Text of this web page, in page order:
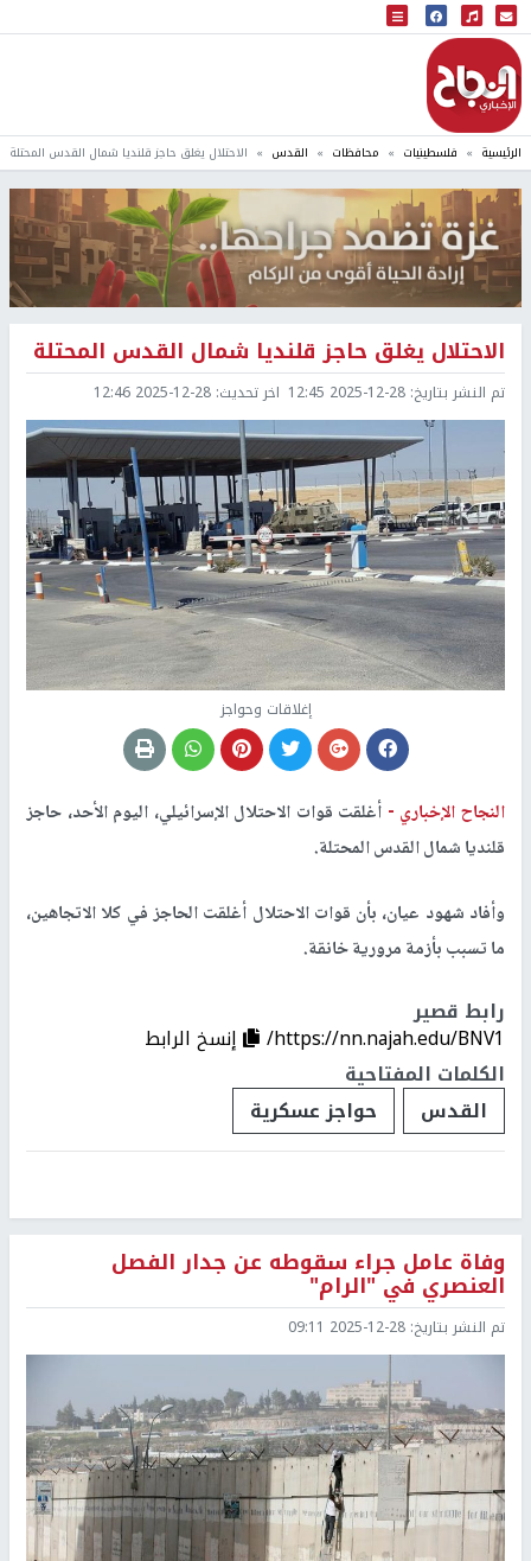
البث المباشر
إذاعة النجاح
الرئيسية فلسطينيات محافظات القدس الاحتلال يغلق حاجز قلنديا شمال القدس المحتلة
الاحتلال يغلق حاجز قلنديا شمال القدس المحتلة
تم النشر بتاريخ: 2025-12-28 12:45 اخر تحديث: 2025-12-28 12:46
إغلاقات وحواجز
النجاح الإخباري - أغلقت قوات الاحتلال الإسرائيلي، اليوم الأحد، حاجز
قلنديا شمال القدس المحتلة.
وأفاد شهود عيان، بأن قوات الاحتلال أغلقت الحاجز في كلا الاتجاهين،
ما تسبب بأزمة مرورية خانقة.
رابط قصير
https://nn.najah.edu/BNV1/
إنسخ الرابط
الكلمات المفتاحية
القدس
حواجز عسكرية
وفاة عامل جراء سقوطه عن جدار الفصل
العنصري في "الرام"
تم النشر بتاريخ: 2025-12-28 09:11